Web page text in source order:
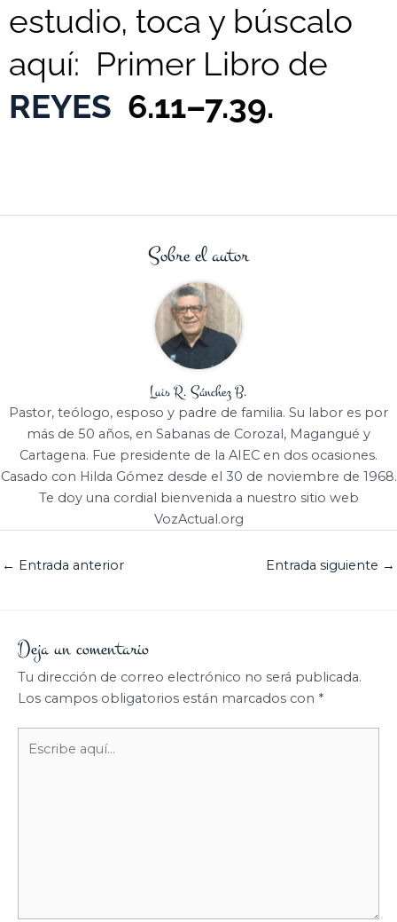
estudio, toca y búscalo
aquí: Primer Libro de
REYES 6.11–7.39.
Sobre el autor
Luis R. Sánchez B.
Pastor, teólogo, esposo y padre de familia. Su labor es por
más de 50 años, en Sabanas de Corozal, Magangué y
Cartagena. Fue presidente de la AIEC en dos ocasiones.
Casado con Hilda Gómez desde el 30 de noviembre de 1968.
Te doy una cordial bienvenida a nuestro sitio web
VozActual.org
← Entrada anterior Entrada siguiente →
Deja un comentario
Tu dirección de correo electrónico no será publicada.
Los campos obligatorios están marcados con *